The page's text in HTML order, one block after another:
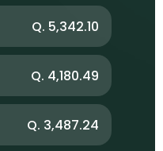
Q. 5,342.10
Q. 4,180.49
Q. 3,487.24